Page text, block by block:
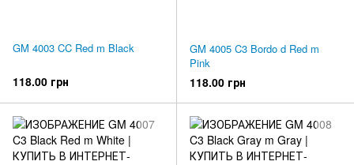
GM 4003 CC Red m Black
118.00 грн
GM 4005 C3 Bordo d Red m
Pink
118.00 грн